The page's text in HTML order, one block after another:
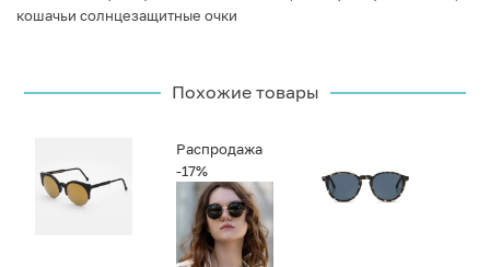
кошачьи солнцезащитные очки
Похожие товары
Распродажа
-17%